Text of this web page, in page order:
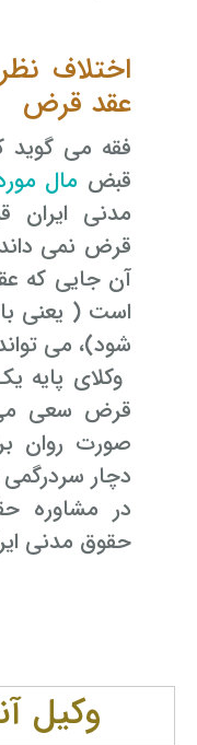
اختلاف
عقد قرض
فقه می گوید
قبض مال
مدنی ایران
قرض نمی
آن جایی که
است ( یعنی
شود)، می
وکلای پایه
قرض سعی می
صورت روان
دچار سردرگمی
در مشاوره
حقوق مدنی
وکیل